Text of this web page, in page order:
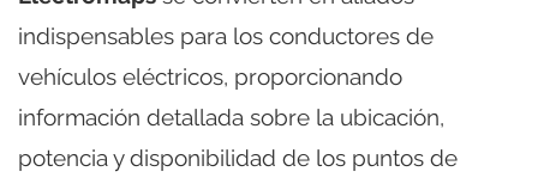
indispensables para los conductores de
vehículos eléctricos, proporcionando
información detallada sobre la ubicación,
potencia y disponibilidad de los puntos de